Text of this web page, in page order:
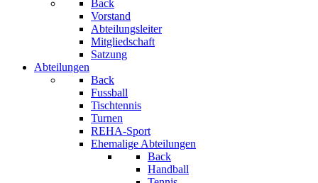
Back
Vorstand
Abteilungsleiter
Mitgliedschaft
Satzung
Abteilungen
Back
Fussball
Tischtennis
Turnen
REHA-Sport
Ehemalige Abteilungen
Back
Handball